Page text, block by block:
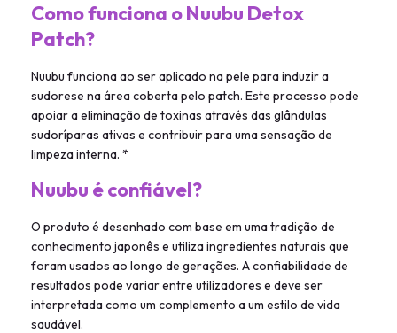
Como funciona o Nuubu Detox
Patch?
Nuubu funciona ao ser aplicado na pele para induzir a
sudorese na área coberta pelo patch. Este processo pode
apoiar a eliminação de toxinas através das glândulas
sudoríparas ativas e contribuir para uma sensação de
limpeza interna. *
Nuubu é confiável?
O produto é desenhado com base em uma tradição de
conhecimento japonês e utiliza ingredientes naturais que
foram usados ao longo de gerações. A confiabilidade de
resultados pode variar entre utilizadores e deve ser
interpretada como um complemento a um estilo de vida
saudável.